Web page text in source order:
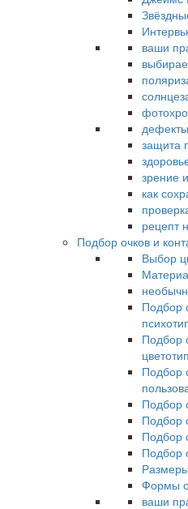
ваши
защита
зрение
как
рецепт
Подбор очков и
Выбор
Подбор
Подбор
Подбор
Подбор
Подбор
Подбор
Подбор
Формы
ваши